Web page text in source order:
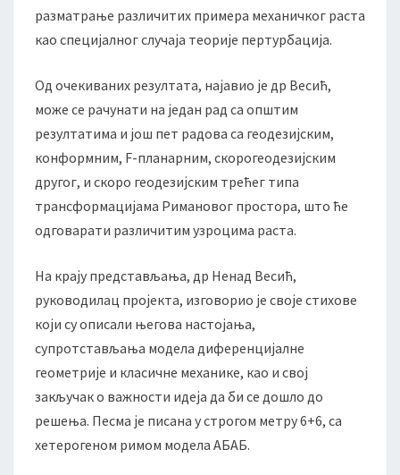
разматрање различитих примера механичког раста
као специјалног случаја теорије пертурбација.
Од очекиваних резултата, најавио је др Весић,
може се рачунати на један рад са општим
резултатима и још пет радова са геодезијским,
конформним, F-планарним, скорогеодезијским
другог, и скоро геодезијским трећег типа
трансформацијама Римановог простора, што ће
одговарати различитим узроцима раста.
На крају представљања, др Ненад Весић,
руководилац пројекта, изговорио је своје стихове
који су описали његова настојања,
супротстављања модела диференцијалне
геометрије и класичне механике, као и свој
закључак о важности идеја да би се дошло до
решења. Песма је писана у строгом метру 6+6, са
хетерогеном римом модела АБАБ.